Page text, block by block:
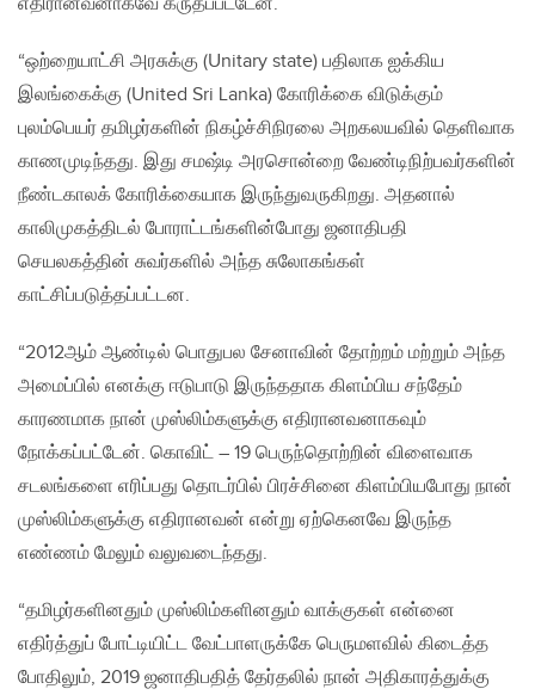
“ஒற்றையாட்சி அரசுக்கு (Unitary state) பதிலாக ஐக்கிய
இலங்கைக்கு (United Sri Lanka) கோரிக்கை விடுக்கும்
புலம்பெயர் தமிழர்களின் நிகழ்ச்சிநிரலை அறகலயவில் தெளிவாக
காணமுடிந்தது. இது சமஷ்டி அரசொன்றை வேண்டிநிற்பவர்களின்
நீண்டகாலக் கோரிக்கையாக இருந்துவருகிறது. அதனால்
காலிமுகத்திடல் போராட்டங்களின்போது ஜனாதிபதி
செயலகத்தின் சுவர்களில் அந்த சுலோகங்கள்
காட்சிப்படுத்தப்பட்டன.
“2012ஆம் ஆண்டில் பொதுபல சேனாவின் தோற்றம் மற்றும் அந்த
அமைப்பில் எனக்கு ஈடுபாடு இருந்ததாக கிளம்பிய சந்தேம்
காரணமாக நான் முஸ்லிம்களுக்கு எதிரானவனாகவும்
நோக்கப்பட்டேன். கொவிட் – 19 பெருந்தொற்றின் விளைவாக
சடலங்களை எரிப்பது தொடர்பில் பிரச்சினை கிளம்பியபோது நான்
முஸ்லிம்களுக்கு எதிரானவன் என்று ஏற்கெனவே இருந்த
எண்ணம் மேலும் வலுவடைந்தது.
“தமிழர்களினதும் முஸ்லிம்களினதும் வாக்குகள் என்னை
எதிர்த்துப் போட்டியிட்ட வேட்பாளருக்கே பெருமளவில் கிடைத்த
போதிலும், 2019 ஜனாதிபதித் தேர்தலில் நான் அதிகாரத்துக்கு